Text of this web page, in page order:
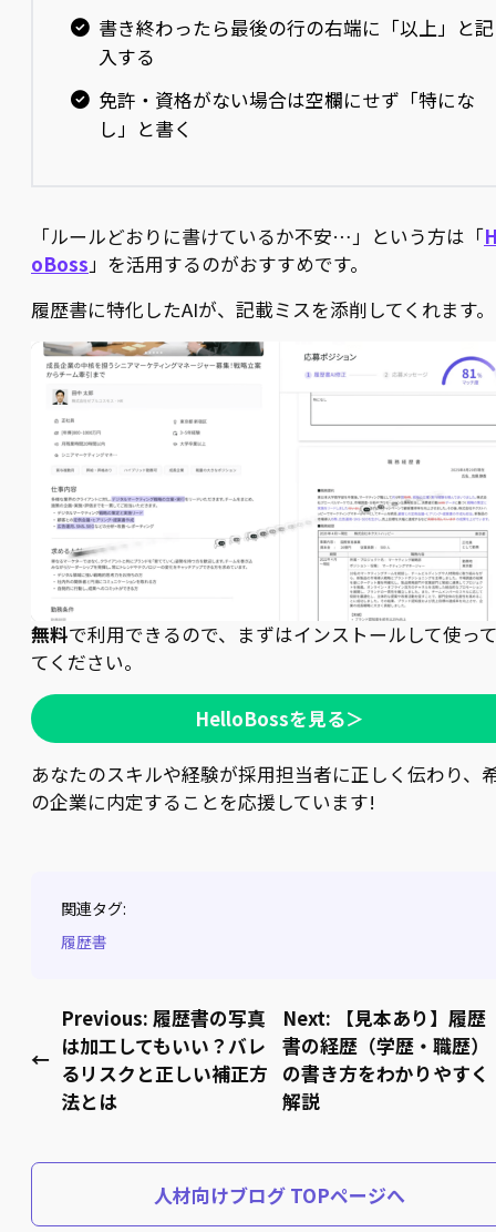
書き終わったら最後の行の右端に「以上」と記
入する
免許・資格がない場合は空欄にせず「特にな
し」と書く
「ルールどおりに書けているか不安…」という方は「
oBoss」を活用するのがおすすめです。
履歴書に特化したAIが、記載ミスを添削してくれます。
無料で利用できるので、まずはインストールして使っ
てください。
HelloBossを見る＞
あなたのスキルや経験が採用担当者に正しく伝わり、
の企業に内定することを応援しています!
関連タグ:
履歴書
←
Previous: 履歴書の写真
は加工してもいい？バレ
るリスクと正しい補正方
法とは
Next:
【見本あり】履歴
書の経歴（学歴・職歴）
の書き方をわかりやすく
解説
人材向けブログ TOPページへ